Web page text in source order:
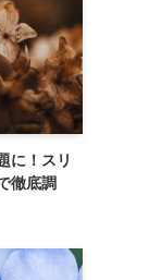
に！スリ
徹底調